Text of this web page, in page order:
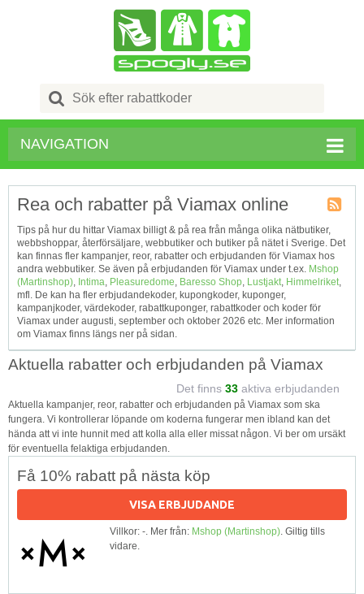
Search
for:
NAVIGATION
Tagg
RSS
Rea och rabatter på Viamax online
Tips på hur du hittar Viamax billigt & på rea från många olika nätbutiker,
webbshoppar, återförsäljare, webbutiker och butiker på nätet i Sverige. Det
kan finnas fler kampanjer, reor, rabatter och erbjudanden för Viamax hos
andra webbutiker. Se även på erbjudanden för Viamax under t.ex. Mshop
(Martinshop), Intima, Pleasuredome, Baresso Shop, Lustjakt, Himmelriket,
mfl. De kan ha fler erbjudandekoder, kupongkoder, kuponger,
kampanjkoder, värdekoder, rabattkuponger, rabattkoder och koder för
Viamax under augusti, september och oktober 2026 etc. Mer information
om Viamax finns längs ner på sidan.
Aktuella rabatter och erbjudanden på Viamax
Det finns 33 aktiva erbjudanden
Aktuella kampanjer, reor, rabatter och erbjudanden på Viamax som ska
fungera. Vi kontrollerar löpande om koderna fungerar men ibland kan det
hända att vi inte hunnit med att kolla alla eller missat någon. Vi ber om ursäkt
för eventuella felaktiga erbjudanden.
Få 10% rabatt på nästa köp
VISA ERBJUDANDE
Villkor: -. Mer från: Mshop (Martinshop). Giltig tills
vidare.